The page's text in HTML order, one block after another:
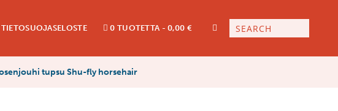
TIETOSUOJASELOSTE 0 TUOTETTA 0,00 €
tupsu Shu-fly horsehair